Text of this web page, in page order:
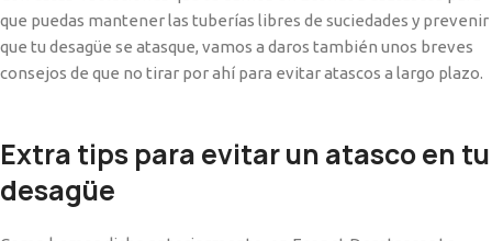
que puedas mantener las tuberías libres de suciedades y prevenir
que tu desagüe se atasque, vamos a daros también unos breves
consejos de que no tirar por ahí para evitar atascos a largo plazo.
Extra tips para evitar un atasco en tu
desagüe